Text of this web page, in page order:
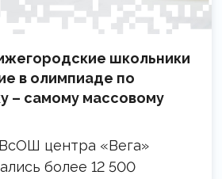
школьники
в олимпиаде по
– самому массовому
центра «Вега»
более 12 500